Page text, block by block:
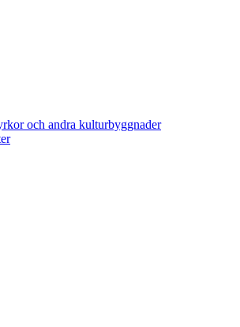
och andra kulturbyggnader